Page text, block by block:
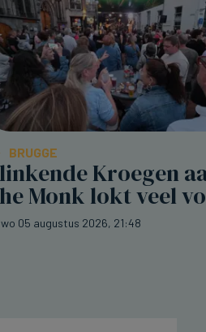
BRUGGE
Kroegen
Monk lokt veel
wo 05 augustus 2026, 21:48